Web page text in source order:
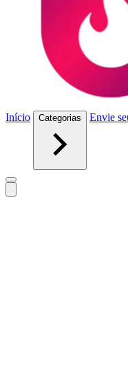
Início Categorias Envie